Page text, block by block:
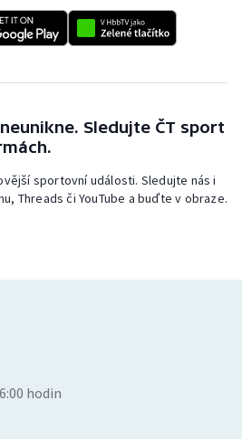
Sledujte ČT sport
sportovní události. Sledujte nás i
Threads či YouTube a buďte v obraze.
hodin